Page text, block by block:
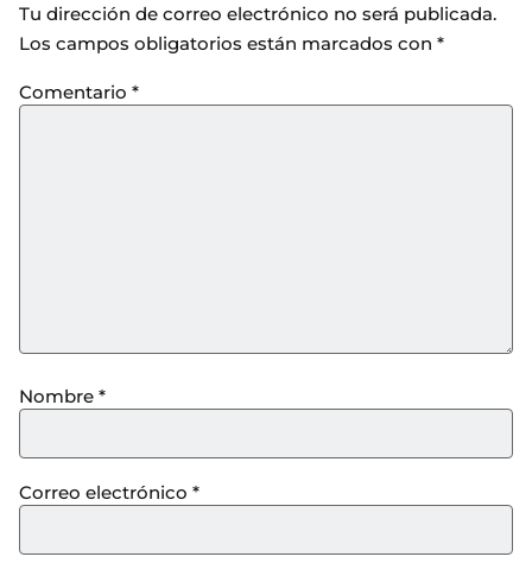
Tu dirección de correo electrónico no será publicada.
Los campos obligatorios están marcados con *
Comentario *
Nombre *
Correo electrónico *